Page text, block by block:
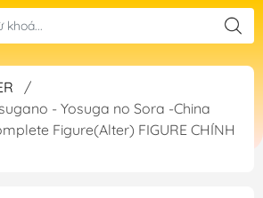
/
- Yosuga no Sora -China
Figure(Alter) FIGURE CHÍNH